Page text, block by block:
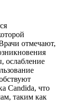
отмечают,
ослабление
Candida, что
таким как